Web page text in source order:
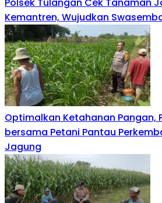
Polsek Tulangan Cek Tanaman
Kemantren, Wujudkan
Optimalkan Ketahanan Pangan,
bersama Petani Pantau
Jagung